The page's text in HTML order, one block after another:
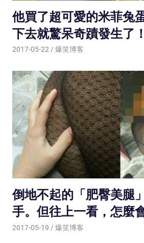
他買了超可愛的米菲兔
下去就驚呆奇蹟發生了！
2017-05-22 爆笑博客
倒地不起的「肥臀美腿
手。但往上一看，怎麼
2017-05-19 爆笑博客